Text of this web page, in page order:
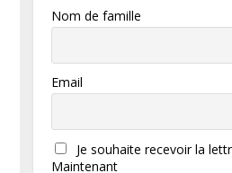
Nom de famille
Email
Je souhaite recevoir la
Maintenant